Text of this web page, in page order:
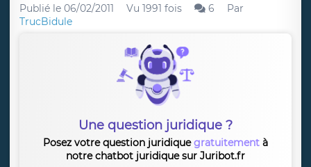
Publié le 06/02/2011 Vu 1991 fois 6
Par
TrucBidule
Une question juridique ?
Posez votre question juridiquegratuitement à
notre chatbot juridique sur Juribot.fr